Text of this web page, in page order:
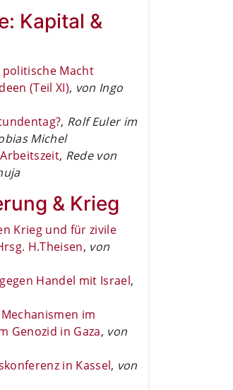
Kapital &
Macht
(Teil XI), von Ingo
, Rolf Euler im
Michel
, Rede von
& Krieg
Krieg und für zivile
H.Theisen, von
Handel mit Israel,
im
Genozid in Gaza, von
in Kassel, von